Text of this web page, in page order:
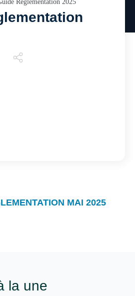
Réglementation 2025
MAI 2025
la une